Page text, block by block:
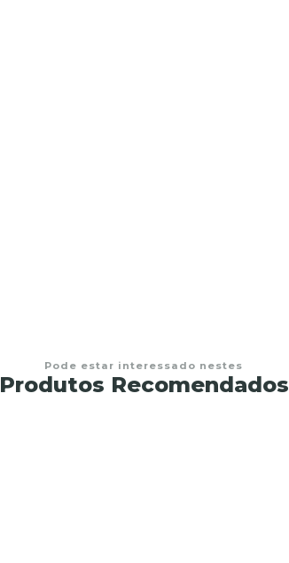
Pode estar interessado nestes
Produtos Recomendados